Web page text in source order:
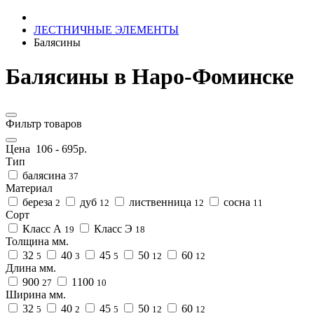
ЛЕСТНИЧНЫЕ ЭЛЕМЕНТЫ
Балясины
Балясины в Наро-Фоминске
Фильтр товаров
Цена 106 - 695р.
Тип
балясина 37
Материал
береза 2 дуб 12 лиственница 12 сосна 11
Сорт
Класс А 19 Класс Э 18
Толщина мм.
32 5 40 3 45 5 50 12 60 12
Длина мм.
900 27 1100 10
Ширина мм.
32 5 40 2 45 5 50 12 60 12